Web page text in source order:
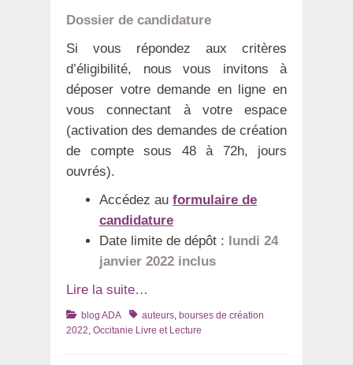
Dossier de candidature
Si vous répondez aux critères
d’éligibilité, nous vous invitons à
déposer votre demande en ligne en
vous connectant à votre espace
(activation des demandes de création
de compte sous 48 à 72h, jours
ouvrés).
Accédez au formulaire de
candidature
Date limite de dépôt : lundi 24
janvier 2022 inclus
Lire la suite…
Catégories
blog ADA Tagsauteurs bourses de création
2022 Occitanie Livre et Lecture